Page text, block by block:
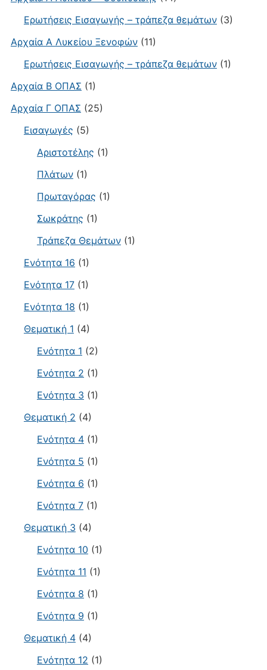
Ερωτήσεις Εισαγωγής – τράπεζα θεμάτων(3)
Αρχαία Α Λυκείου Ξενοφών(11)
Ερωτήσεις Εισαγωγής – τράπεζα θεμάτων(1)
Αρχαία Β ΟΠΑΣ (1)
Αρχαία Γ ΟΠΑΣ (25)
Εισαγωγές (5)
Αριστοτέλης (1)
Πλάτων(1)
Πρωταγόρας (1)
Σωκράτης (1)
Τράπεζα Θεμάτων(1)
Ενότητα 16 (1)
Ενότητα 17(1)
Ενότητα 18 (1)
Θεματική 1 (4)
Ενότητα 1 (2)
Ενότητα 2 (1)
Ενότητα 3 (1)
Θεματική 2 (4)
Ενότητα 4(1)
Ενότητα 5 (1)
Ενότητα 6 (1)
Ενότητα 7(1)
Θεματική 3 (4)
Ενότητα 10 (1)
Ενότητα 11 (1)
Ενότητα 8 (1)
Ενότητα 9 (1)
Θεματική 4(4)
Ενότητα 12 (1)